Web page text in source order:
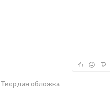
Твердая обложка